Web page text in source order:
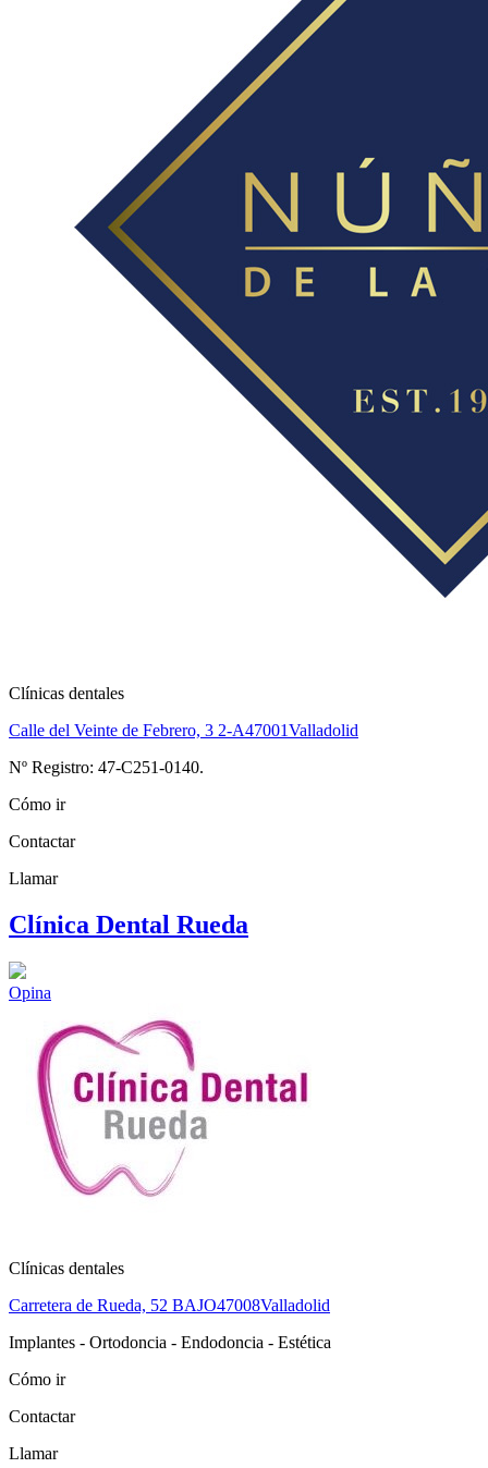
Clínicas dentales
Calle del Veinte de Febrero, 3 2-A47001Valladolid
Nº Registro: 47-C251-0140.
Cómo ir
Contactar
Llamar
Clínica Dental Rueda
Opina
Clínicas dentales
Carretera de Rueda, 52 BAJO47008Valladolid
Implantes - Ortodoncia - Endodoncia - Estética
Cómo ir
Contactar
Llamar